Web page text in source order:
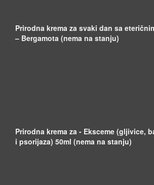
Prirodna krema za svaki dan sa
– Bergamota (nema na stanju)
Prirodna krema za - Eksceme (gljivice,
i psorijaza) 50ml (nema na stanju)